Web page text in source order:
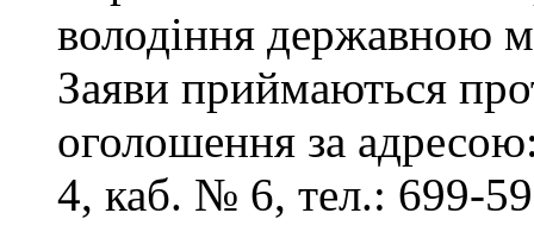
володіння державною
Заяви приймаються
оголошення за
4, каб. № 6, тел.: 699-